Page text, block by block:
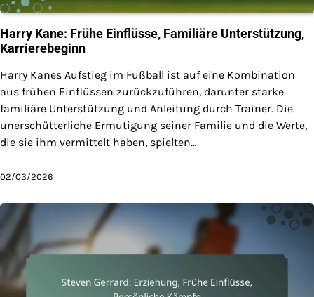
Harry Kane: Frühe Einflüsse, Familiäre Unterstützung,
Karrierebeginn
Harry Kanes Aufstieg im Fußball ist auf eine Kombination
aus frühen Einflüssen zurückzuführen, darunter starke
familiäre Unterstützung und Anleitung durch Trainer. Die
unerschütterliche Ermutigung seiner Familie und die Werte,
die sie ihm vermittelt haben, spielten…
02/03/2026